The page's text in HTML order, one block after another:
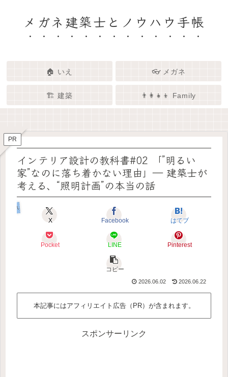
メガネ建築士とノウハウ手帳
🏠 いえ 👓 メガネ
🏗️ 建築 👨‍👩‍👧‍👦 Family
🏠✨ 建築士と考える「いい家」
👓✨ メガネの奥にある「わたし
🏗️✨ 建築 × エンタメで、暮らし
👨‍👩‍👧🌿 Family – 暮らしを育て
PR
インテリア設計の教科書#02 「”明るい
家”なのに落ち着かない理由」― 建築士が
考える、“照明計画”の本当の話
いえのコダワリ
X Facebook はてブ
Pocket LINE Pinterest
コピー
2026.06.02 2026.06.22
本記事にはアフィリエイト広告（PR）が含まれます。
スポンサーリンク